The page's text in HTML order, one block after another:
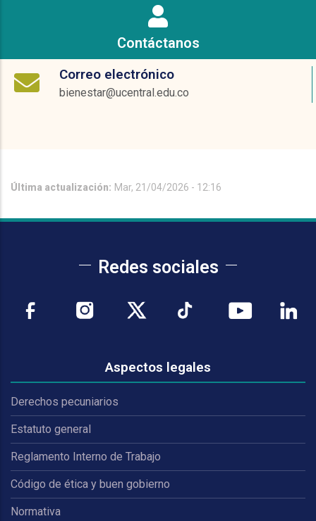
Contáctanos
Correo electrónico
bienestar@ucentral.edu.co
Última actualización: Mar, 21/04/2026 - 12:16
Redes sociales
Aspectos legales
Derechos pecuniarios
Estatuto general
Reglamento Interno de Trabajo
Código de ética y buen gobierno
Normativa